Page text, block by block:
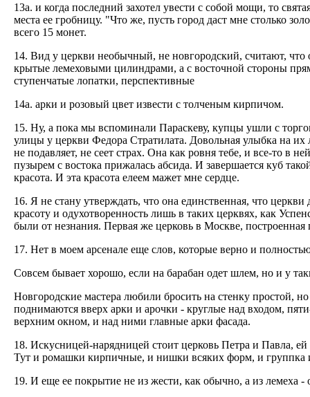
13а. и когда последний захотел увести с собой мощи, то
места ее гробницу. "Что же, пусть город даст мне столько
всего 15 монет.
14. Вид у церкви необычный, не новгородский, считают,
крытые лемеховыми цилиндрами, а с восточной стороны
ступенчатые лопатки, перспективные
14а. арки и розовый цвет извести с толченым кирпичом.
15. Ну, а пока мы вспоминали Параскеву, купцы ушли с
улицы у церкви Федора Стратилата. Довольная улыбка на
не подавляет, не сеет страх. Она как ровня тебе, и все-то
пузырем с востока прижалась абсида. И завершается куб
красота. И эта красота елеем мажет мне сердце.
16. Я не стану утверждать, что она единственная, что
красоту и одухотворенность лишь в таких церквях, как
были от незнания. Первая же церковь в Москве,
17. Нет в моем арсенале еще слов, которые верно и
Совсем бывает хорошо, если на барабан одет шлем, но и у
Новгородские мастера любили бросить на стенку простой,
поднимаются вверх арки и арочки - круглые над входом,
верхним окном, и над ними главные арки фасада.
18. Искусницей-нарядницей стоит церковь Петра и Павла,
Тут и ромашки кирпичные, и нишки всяких форм, и группка
19. И еще ее покрытие не из жести, как обычно, а из лемеха